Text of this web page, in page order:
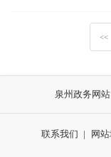
<<
泉州政务网站
联系我们 | 网